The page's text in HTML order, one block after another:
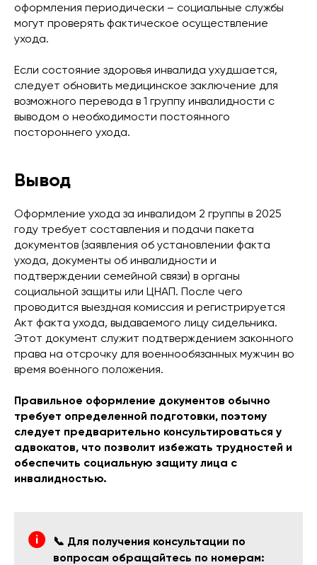
оформления периодически – социальные службы
могут проверять фактическое осуществление
ухода.
Если состояние здоровья инвалида ухудшается,
следует обновить медицинское заключение для
возможного перевода в 1 группу инвалидности с
выводом о необходимости постоянного
постороннего ухода.
Вывод
Оформление ухода за инвалидом 2 группы в 2025
году требует составления и подачи пакета
документов (заявления об установлении факта
ухода, документы об инвалидности и
подтверждении семейной связи) в органы
социальной защиты или ЦНАП. После чего
проводится выездная комиссия и регистрируется
Акт факта ухода, выдаваемого лицу сидельника.
Этот документ служит подтверждением законного
права на отсрочку для военнообязанных мужчин во
время военного положения.
Правильное оформление документов обычно
требует определенной подготовки, поэтому
следует предварительно консультироваться у
адвокатов, что позволит избежать трудностей и
обеспечить социальную защиту лица с
инвалидностью.
📞 Для получения консультации по
вопросам обращайтесь по номерам: